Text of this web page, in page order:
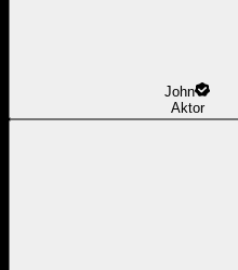
John
Aktor